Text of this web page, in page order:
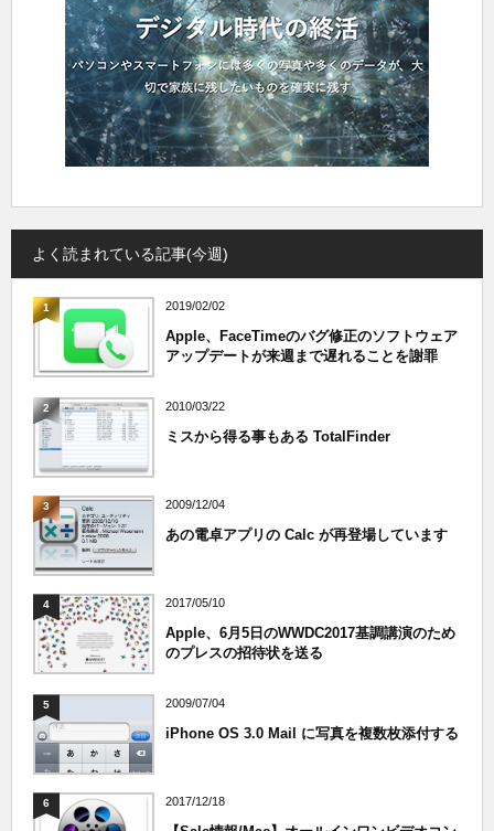
よく読まれている記事(今週)
1 2019/02/02
Apple、FaceTimeのバグ修正のソフトウェア
アップデートが来週まで遅れることを謝罪
2 2010/03/22
ミスから得る事もある TotalFinder
3 2009/12/04
あの電卓アプリの Calc が再登場しています
4 2017/05/10
Apple、6月5日のWWDC2017基調講演のため
のプレスの招待状を送る
5 2009/07/04
iPhone OS 3.0 Mail に写真を複数枚添付する
6 2017/12/18